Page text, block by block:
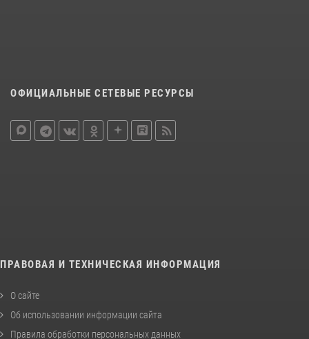
ОФИЦИАЛЬНЫЕ СЕТЕВЫЕ РЕСУРСЫ
ПРАВОВАЯ И ТЕХНИЧЕСКАЯ ИНФОРМАЦИЯ
О сайте
Об использовании информации сайта
Правила обработки персональных данных